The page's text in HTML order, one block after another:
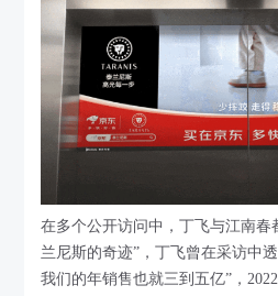
在多个公开访问中，丁飞与江南春
兰尼斯的奇迹”，丁飞曾在采访中
我们的年销售也就三到五亿”，